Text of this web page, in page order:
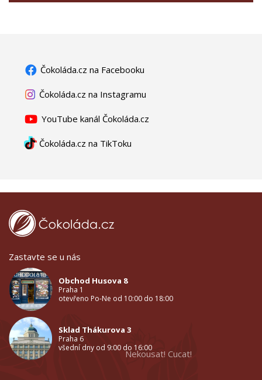
Čokoláda.cz na Facebooku
Čokoláda.cz na Instagramu
YouTube kanál Čokoláda.cz
Čokoláda.cz na TikToku
Zastavte se u nás
Obchod Husova 8
Praha 1
otevřeno Po-Ne od 10:00 do 18:00
Sklad Thákurova 3
Praha 6
všední dny od 9:00 do 16:00
Nekousat! Cucat!